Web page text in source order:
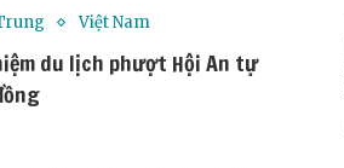
Việt Nam
du lịch phượt Hội An tự